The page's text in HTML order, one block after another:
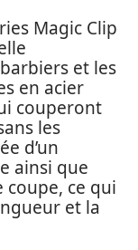
Magic Clip
et les
en acier
couperont
les
d’un
ainsi que
coupe, ce qui
et la